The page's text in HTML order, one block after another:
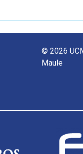
© 2026
Maule